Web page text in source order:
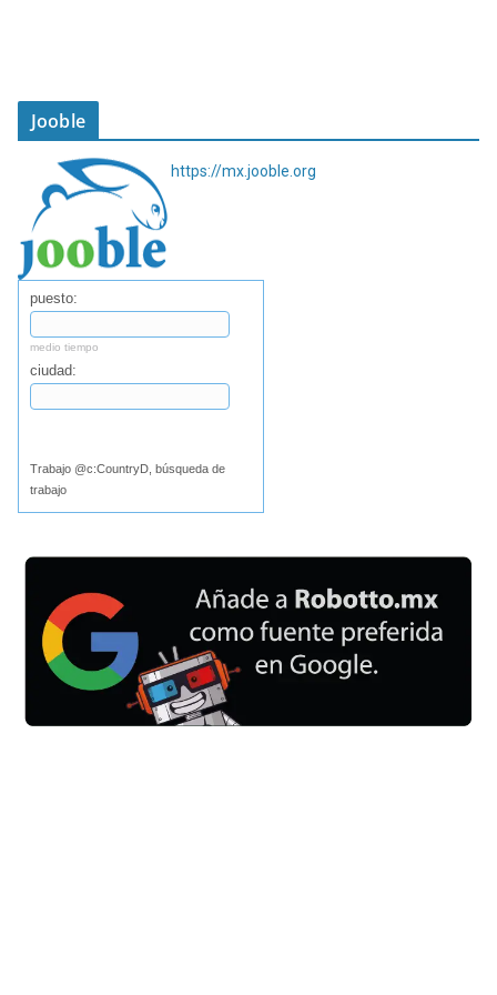
Jooble
https://mx.jooble.org
puesto:
medio tiempo
ciudad:
Trabajo @c:CountryD, búsqueda de
trabajo